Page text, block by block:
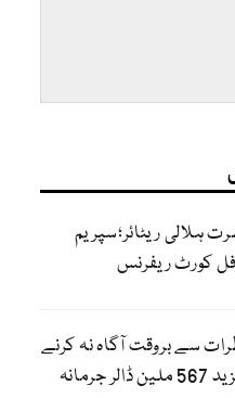
ریٹائر؛سپریم
کورٹ ریفرنس
سے بروقت آگاہ نہ کرنے